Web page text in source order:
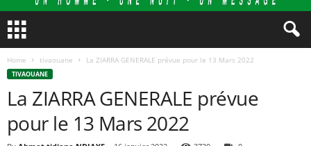
Home tivaouane La ZIARRA GENERALE prévue pour le 13 Mars 2022
TIVAOUANE
La ZIARRA GENERALE prévue
pour le 13 Mars 2022